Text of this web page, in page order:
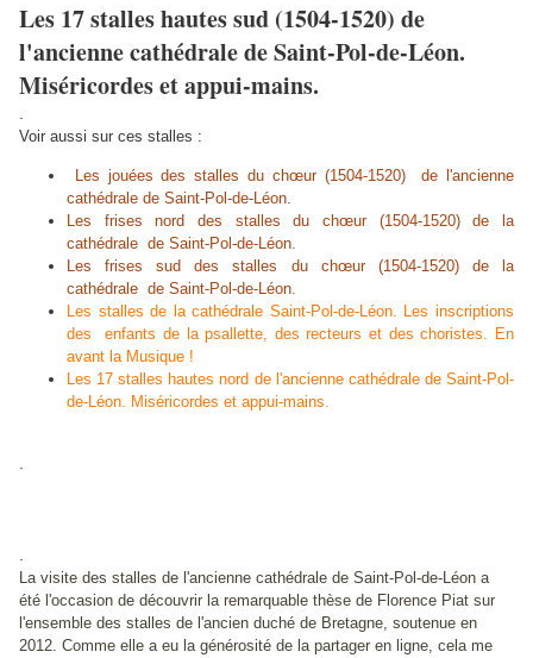
Les 17 stalles hautes sud (1504-1520) de
l'ancienne cathédrale de Saint-Pol-de-Léon.
Miséricordes et appui-mains.
Voir aussi sur ces stalles :
Les jouées des stalles du chœur (1504-1520) de l'ancienne
cathédrale de Saint-Pol-de-Léon.
Les frises nord des stalles du chœur (1504-1520) de la
cathédrale de Saint-Pol-de-Léon.
Les frises sud des stalles du chœur (1504-1520) de la
cathédrale de Saint-Pol-de-Léon.
Les stalles de la cathédrale Saint-Pol-de-Léon. Les inscriptions
des enfants de la psallette, des recteurs et des choristes. En
avant la Musique !
Les 17 stalles hautes nord de l'ancienne cathédrale de Saint-Pol-
de-Léon. Miséricordes et appui-mains.
La visite des stalles de l'ancienne cathédrale de Saint-Pol-de-Léon a
été l'occasion de découvrir la remarquable thèse de Florence Piat sur
l'ensemble des stalles de l'ancien duché de Bretagne, soutenue en
2012. Comme elle a eu la générosité de la partager en ligne, cela me